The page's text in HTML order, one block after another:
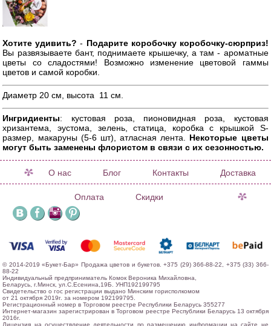
Хотите удивить? - Подарите коробочку коробочку-сюрприз!
Вы развязываете бант, поднимаете крышечку, а там - ароматные
цветы со сладостями! Возможно изменение цветовой гаммы
цветов и самой коробки.
Диаметр 20 см, высота 11 см.
Ингридиенты: кустовая роза, пионовидная роза, кустовая
хризантема, эустома, зелень, статица, коробка с крышкой S-
размер, макаруны (5-6 шт), атласная лента. Некоторые цветы
могут быть заменены флористом в связи с их сезонностью.
О нас Блог Контакты Доставка
Оплата Скидки
© 2014-2019 «Букет-Бар» Продажа цветов и букетов. +375 (29) 366-88-22, +375 (33) 366-
88-22
Индивидуальный предприниматель Комок Вероника Михайловна,
Беларусь, г.Минск, ул.С.Есенина,19Б. УНП192199795
Свидетельство о гос регистрации выдано Минским горисполкомом
от 21 октября 2019г. за номером 192199795.
Регистрационный номер в Торговом реестре Республики Беларусь 355277
Интернет-магазин зарегистрирован в Торговом реестре Республики Беларусь 13 октября
2016г.
Лицензия на осуществление деятельности по размещению информации на сайте не